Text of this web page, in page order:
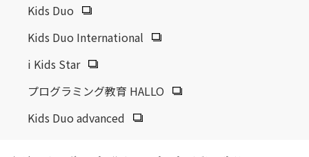
Kids Duo
Kids Duo International
i Kids Star
プログラミング教育 HALLO
Kids Duo advanced